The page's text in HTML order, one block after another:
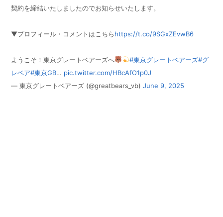
契約を締結いたしましたのでお知らせいたします。
▼プロフィール・コメントはこちらhttps://t.co/9SGxZEvwB6
ようこそ！東京グレートベアーズへ #東京グレートベアーズ#グ
レベア#東京GB… pic.twitter.com/HBcAfO1p0J
— 東京グレートベアーズ (@greatbears_vb)June 9, 2025